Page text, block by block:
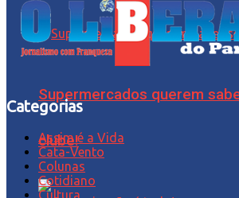
Supermercados querem
clube!
Categorias
Assim é a Vida
Cata-Vento
Colunas
Cotidiano